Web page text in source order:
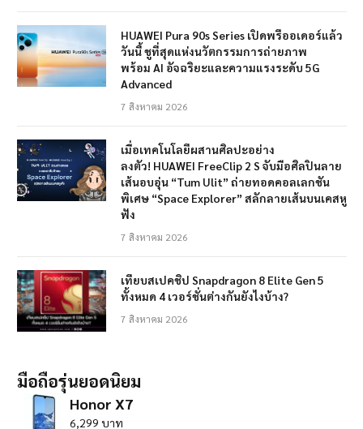
HUAWEI Pura 90s Series เปิดพรีออเดอร์แล้ว
วันนี้ ชูที่สุดแห่งนวัตกรรมการถ่ายภาพ
พร้อม AI อัจฉริยะและความแรงระดับ 5G
Advanced
7 สิงหาคม 2026
เมื่อเทคโนโลยีผสานศิลปะอย่าง
ลงตัว! HUAWEI FreeClip 2 S จับมือศิลปินลาย
เส้นอบอุ่น “Tum Ulit” ถ่ายทอดคอลเลกชัน
พิเศษ “Space Explorer” สลักลายเส้นบนเคสหู
ฟัง
7 สิงหาคม 2026
เทียบสเปคชิป Snapdragon 8 Elite Gen 5
ทั้งหมด 4 เวอร์ชั่นต่างกันยังไงบ้าง?
7 สิงหาคม 2026
มือถือรุ่นยอดนิยม
Honor X7
6,299 บาท